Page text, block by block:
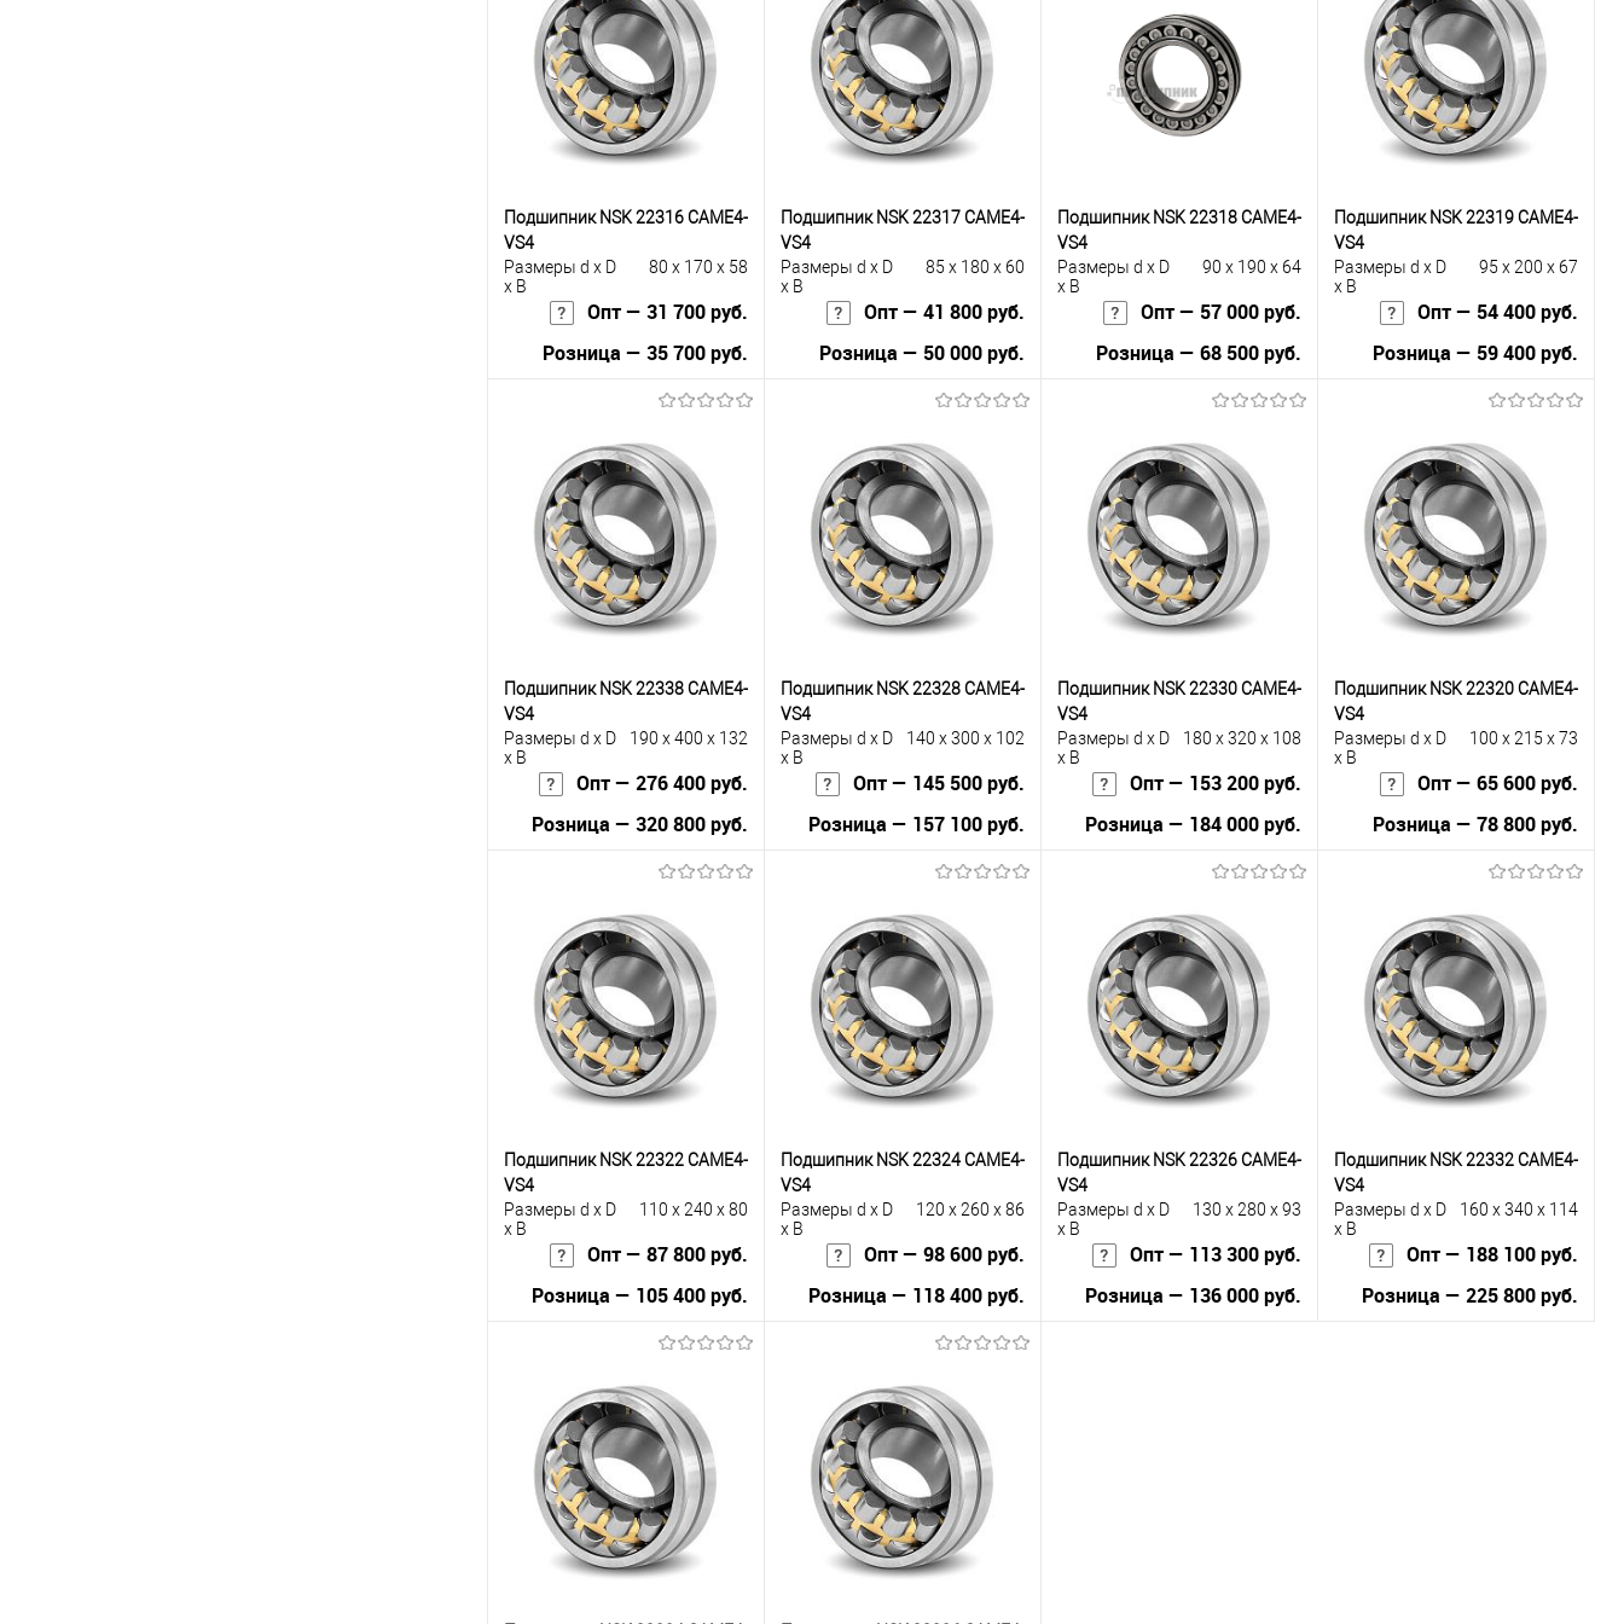
Купить в 1
К
сравнению
В избранное
Под заказ
Купить в 1
К
сравнению
В избранное
Под заказ
сравнению
В избранное
Под заказ
Подшипник NSK 22316 CAME4-
VS4
Размеры d x D
x B
80 x 170 x 58
Опт — 31 700 руб.
Розница — 35 700 руб.
Купить в 1
К
сравнению
В избранное
Под заказ
Подшипник NSK 22317 CAME4-
VS4
Размеры d x D
x B
85 x 180 x 60
Опт — 41 800 руб.
Розница — 50 000 руб.
Купить в 1
К
сравнению
В избранное
Под заказ
Подшипник NSK 22318 CAME4-
VS4
Размеры d x D
x B
90 x 190 x 64
Опт — 57 000 руб.
Розница — 68 500 руб.
Купить в 1
К
сравнению
В избранное
Под заказ
Подшипник NSK 22319 CAME4-
VS4
Размеры d x D
x B
95 x 200 x 67
Опт — 54 400 руб.
Розница — 59 400 руб.
Купить в 1
К
сравнению
В избранное
Под заказ
Подшипник NSK 22338 CAME4-
VS4
Размеры d x D
x B
190 x 400 x 132
Опт — 276 400 руб.
Розница — 320 800 руб.
Купить в 1
К
сравнению
В избранное
Под заказ
Подшипник NSK 22328 CAME4-
VS4
Размеры d x D
x B
140 x 300 x 102
Опт — 145 500 руб.
Розница — 157 100 руб.
Купить в 1
К
сравнению
В избранное
Под заказ
Подшипник NSK 22330 CAME4-
VS4
Размеры d x D
x B
180 x 320 x 108
Опт — 153 200 руб.
Розница — 184 000 руб.
Купить в 1
К
сравнению
В избранное
В наличии
Подшипник NSK 22320 CAME4-
VS4
Размеры d x D
x B
100 x 215 x 73
Опт — 65 600 руб.
Розница — 78 800 руб.
Купить в 1
К
сравнению
В избранное
Под заказ
Подшипник NSK 22322 CAME4-
VS4
Размеры d x D
x B
110 x 240 x 80
Опт — 87 800 руб.
Розница — 105 400 руб.
Купить в 1
К
сравнению
В избранное
Под заказ
Подшипник NSK 22324 CAME4-
VS4
Размеры d x D
x B
120 x 260 x 86
Опт — 98 600 руб.
Розница — 118 400 руб.
Купить в 1
К
сравнению
В избранное
В наличии
Подшипник NSK 22326 CAME4-
VS4
Размеры d x D
x B
130 x 280 x 93
Опт — 113 300 руб.
Розница — 136 000 руб.
Подшипник NSK 22332 CAME4-
VS4
Размеры d x D
x B
160 x 340 x 114
Опт — 188 100 руб.
Розница — 225 800 руб.